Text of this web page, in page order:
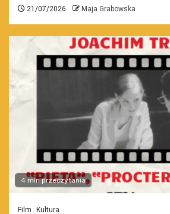
21/07/2026 Maja Grabowska
4 min przeczytania
Film Kultura